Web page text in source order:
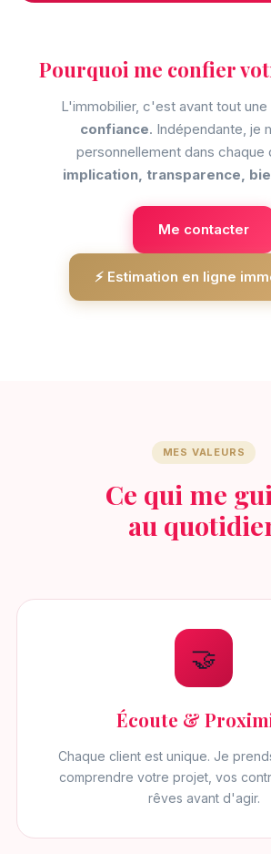
Pourquoi me confier
L'immobilier, c'est avant tout une
confiance. Indépendante, je
personnellement dans
implication, transparence,
Me contacter
⚡ Estimation en ligne
MES VALEURS
Ce qui me
au
🤝
Écoute &
Chaque client est unique. Je
comprendre votre projet, vos
rêves avant d'agir.